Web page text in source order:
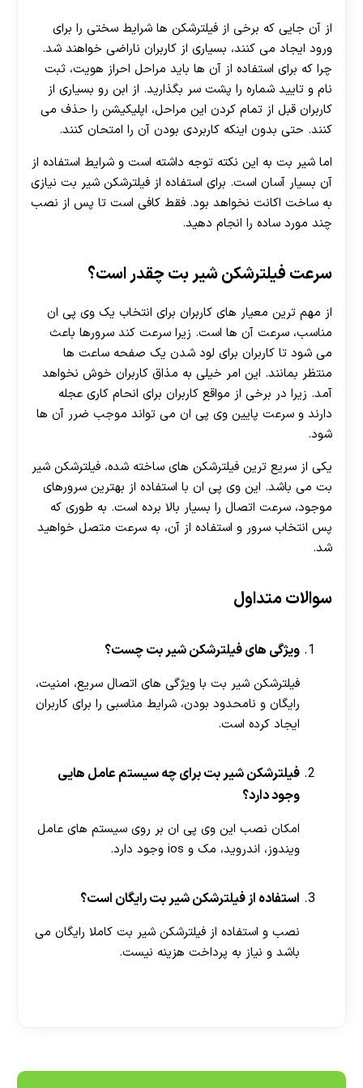
از آن جایی که برخی از فیلترشکن ها شرایط سختی را برای
ورود ایجاد می کنند، بسیاری از کاربران ناراضی خواهند شد.
چرا که برای استفاده از آن ها باید مراحل احراز هویت، ثبت
نام و تایید شماره را پشت سر بگذارید. از ابن رو بسیاری از
کاربران قبل از تمام کردن این مراحل، اپلیکیشن را حذف می
کنند. حتی بدون اینکه کاربردی بودن آن را امتحان کنند.
اما شیر بت به این نکته توجه داشته است و شرایط استفاده از
آن بسیار آسان است. برای استفاده از فیلترشکن شیر بت نیازی
به ساخت اکانت نخواهد بود. فقط کافی است تا پس از نصب
چند مورد ساده را انجام دهید.
سرعت فیلترشکن شیر بت چقدر است؟
از مهم ترین معیار های کاربران برای انتخاب یک وی پی ان
مناسب، سرعت آن ها است. زیرا سرعت کند سرورها باعث
می شود تا کاربران برای لود شدن یک صفحه ساعت ها
منتظر بمانند. این امر خیلی به مذاق کاربران خوش نخواهد
آمد. زیرا در برخی از مواقع کاربران برای انحام کاری عجله
دارند و سرعت پایین وی پی ان می تواند موجب ضرر آن ها
شود.
یکی از سریع ترین فیلترشکن های ساخته شده، فیلترشکن شیر
بت می باشد. این وی پی ان با استفاده از بهترین سرورهای
موجود، سرعت اتصال را بسیار بالا برده است. به طوری که
پس انتخاب سرور و استفاده از آن، به سرعت متصل خواهید
شد.
سوالات متداول
ویژگی های فیلترشکن شیر بت چست؟
فیلترشکن شیر بت با ویژگی های اتصال سریع، امنیت،
رایگان و نامحدود بودن، شرایط مناسبی را برای کاربران
ایجاد کرده است.
فیلترشکن شیر بت برای چه سیستم عامل هایی
وجود دارد؟
امکان نصب این وی پی ان بر روی سیستم های عامل
ویندوز، اندروید، مک و ios وجود دارد.
استفاده از فیلترشکن شیر بت رایگان است؟
نصب و استفاده از فیلترشکن شیر بت کاملا رایگان می
باشد و نیاز به پرداخت هزینه نیست.